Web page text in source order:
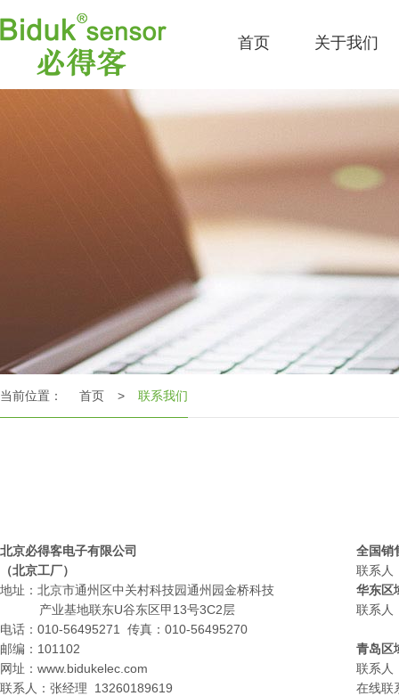
首页 关于我们
当前位置： 首页 > 联系我们
北京必得客电子有限公司
（北京工厂）
地址：北京市通州区中关村科技园通州园金桥科技
产业基地联东U谷东区甲13号3C2层
电话：010-56495271 传真：010-56495270
邮编：101102
网址：www.bidukelec.com
联系人：张经理 13260189619
全国销
联系人
华东区
联系人
青岛区
联系人
在线联